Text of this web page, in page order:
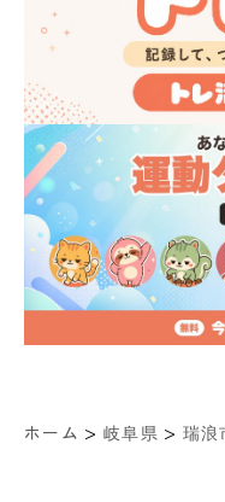
ホーム > 岐阜県 > 瑞浪